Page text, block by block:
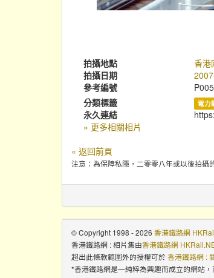
拍攝地點 香港
拍攝日期
參考編號
分類標籤
電力
永久連結
» 更多相關相片
« 返回前頁
注意：為保障私隱，二零零八年或以後拍攝
© Copyright 1998 - 2026 香港鐵路網
香港鐵路網 : 相片集由香港鐵路網
超出此條款範圍外的授權可於香港鐵路網 :
*香港鐵路網是一純粹為興趣而成立的網站